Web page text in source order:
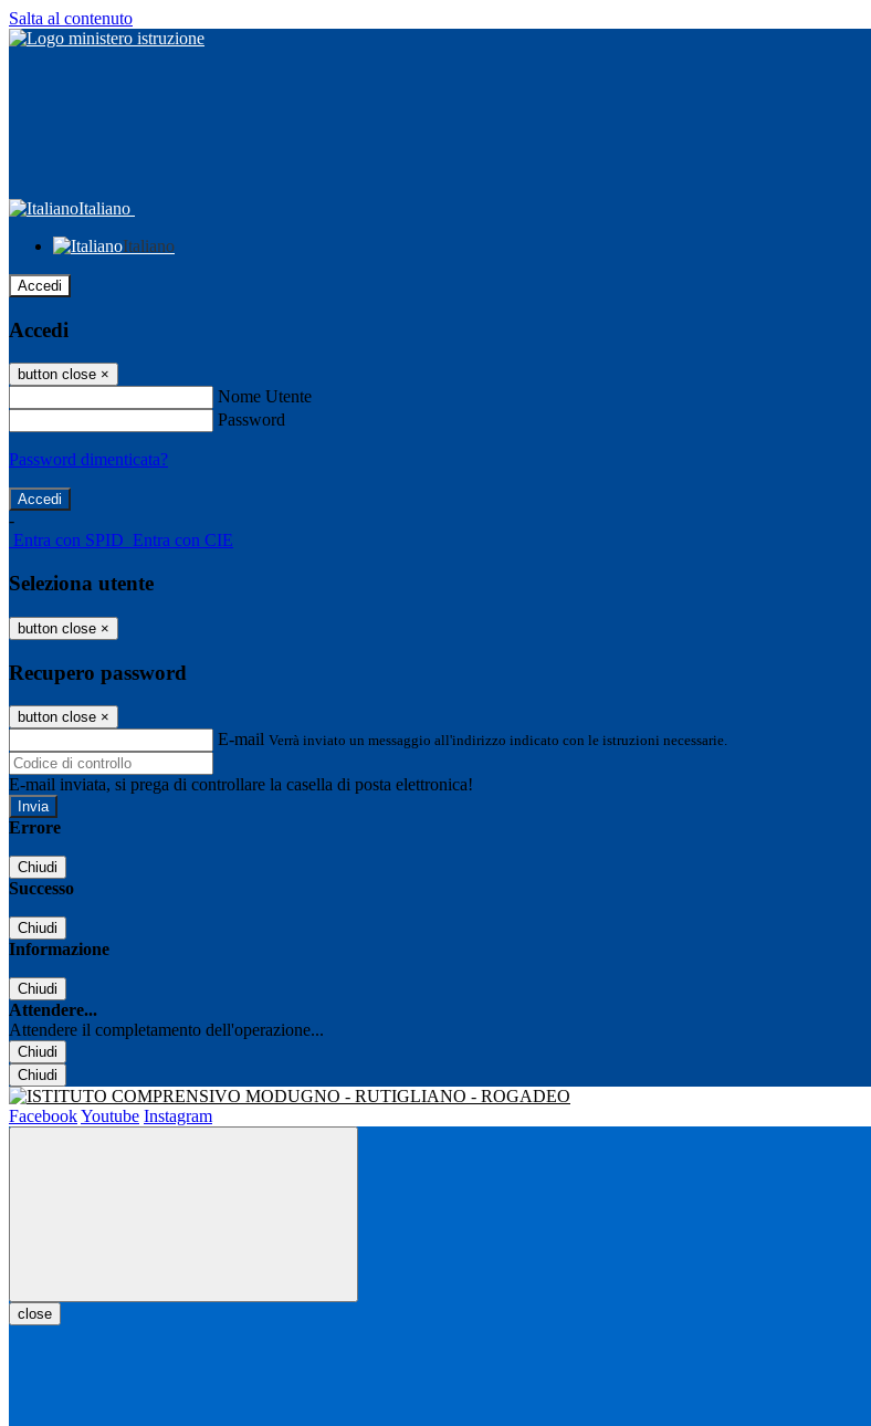
Salta al contenuto
Italiano
Italiano
Accedi
Accedi
button close ×
Nome Utente
Password
Password dimenticata?
-
Entra con SPID Entra con CIE
Seleziona utente
button close ×
Recupero password
button close ×
E-mail Verrà inviato un messaggio all'indirizzo indicato con le istruzioni necessarie.
E-mail inviata, si prega di controllare la casella di posta elettronica!
Errore
Chiudi
Successo
Chiudi
Informazione
Chiudi
Attendere...
Attendere il completamento dell'operazione...
Chiudi
Chiudi
FacebookYoutube Instagram
close